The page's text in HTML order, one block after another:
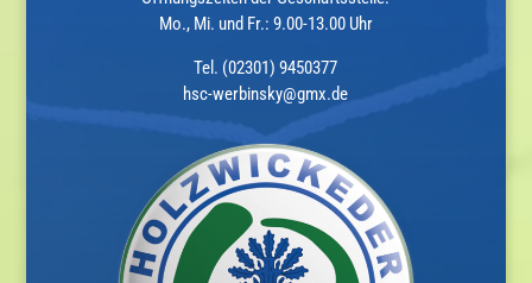
Mo., Mi. und Fr.: 9.00-13.00 Uhr
Tel. (02301) 9450377
hsc-werbinsky@gmx.de